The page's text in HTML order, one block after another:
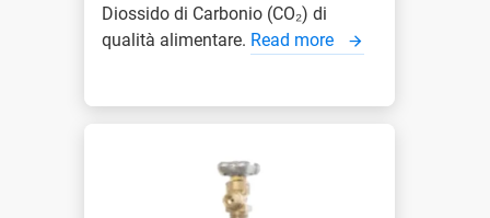
Diossido di Carbonio (CO₂) di
qualità alimentare. Read more